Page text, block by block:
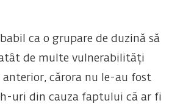
ca o grupare de duzină să
de multe vulnerabilități
anterior, cărora nu le-au fost
uri din cauza faptului că ar fi